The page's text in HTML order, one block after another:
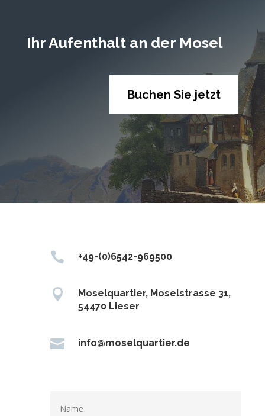
Ihr Aufenthalt an der Mosel
Buchen Sie jetzt
 +49-(0)6542-969500

Moselquartier, Moselstrasse 31,
54470 Lieser
 info@moselquartier.de